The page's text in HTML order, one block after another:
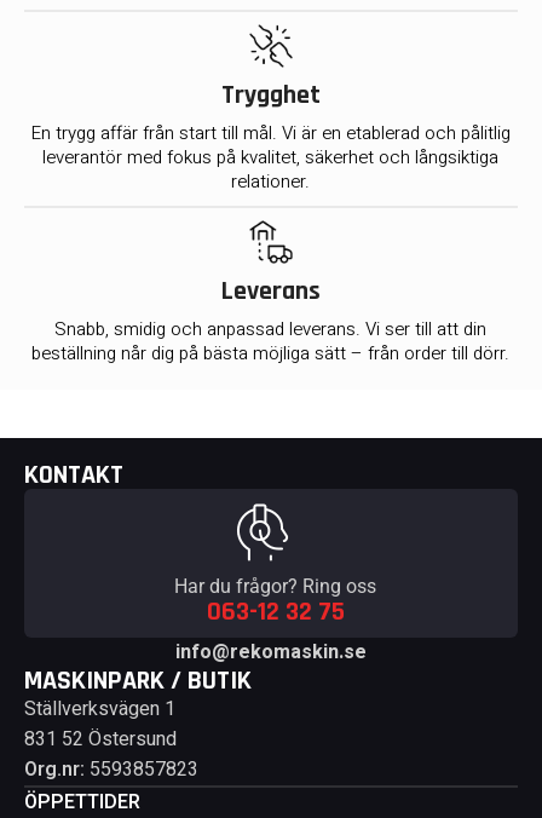
Trygghet
En trygg affär från start till mål. Vi är en etablerad och pålitlig
leverantör med fokus på kvalitet, säkerhet och långsiktiga
relationer.
Leverans
Snabb, smidig och anpassad leverans. Vi ser till att din
beställning når dig på bästa möjliga sätt – från order till dörr.
KONTAKT
Har du frågor? Ring oss
063-12 32 75
info@rekomaskin.se
MASKINPARK / BUTIK
Ställverksvägen 1
831 52 Östersund
Org.nr: 5593857823
ÖPPETTIDER